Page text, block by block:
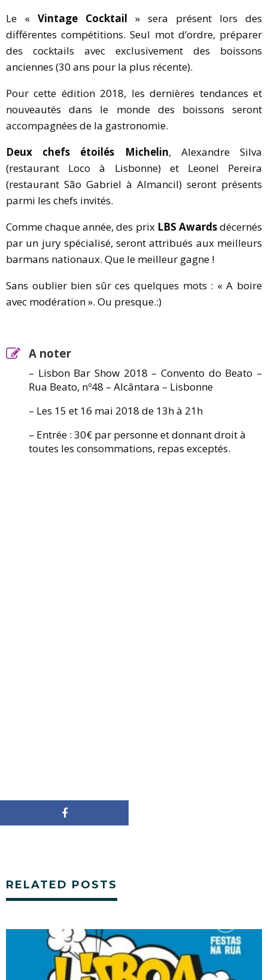
Le « Vintage Cocktail » sera présent lors des
différentes compétitions. Seul mot d’ordre, préparer
des cocktails avec exclusivement des boissons
anciennes (30 ans pour la plus récente).
Pour cette édition 2018, les dernières tendances et
nouveautés dans le monde des boissons seront
accompagnées de la gastronomie.
Deux chefs étoilés Michelin, Alexandre Silva
(restaurant Loco à Lisbonne) et Leonel Pereira
(restaurant São Gabriel à Almancil) seront présents
parmi les chefs invités.
Comme chaque année, des prix LBS Awardsdécernés
par un jury spécialisé, seront attribués aux meilleurs
barmans nationaux. Que le meilleur gagne !
Sans oublier bien sûr ces quelques mots : « A boire
avec modération ». Ou presque.:)
A noter
– Lisbon Bar Show 2018 – Convento do Beato –
Rua Beato, nº48 – Alcântara – Lisbonne
– Les 15 et 16 mai 2018 de 13h à 21h
– Entrée : 30€ par personne et donnant droit à
toutes les consommations, repas exceptés.
RELATED POSTS